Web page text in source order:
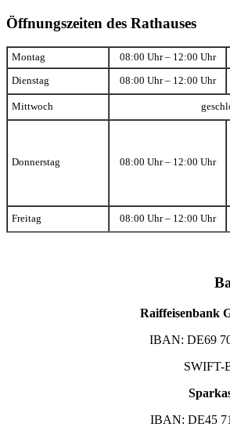
Öffnungszeiten des Rathauses
Montag 08:00 Uhr – 12:00 Uhr
Dienstag 08:00 Uhr – 12:00 Uhr
Mittwoch
Donnerstag 08:00 Uhr – 12:00 Uhr
Freitag 08:00 Uhr – 12:00 Uhr
Raiffeisenbank
IBAN: DE69
SWIFT-
IBAN: DE45